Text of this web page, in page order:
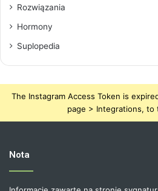
Rozwiązania
Hormony
Suplopedia
The Instagram Access Token is
page > Integrations, to
Nota